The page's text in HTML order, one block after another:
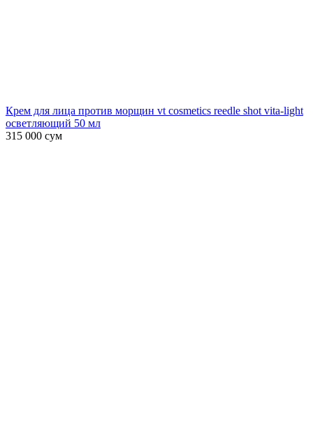
Крем для лица против морщин vt cosmetics reedle shot vita-light
осветляющий 50 мл
315 000 сум